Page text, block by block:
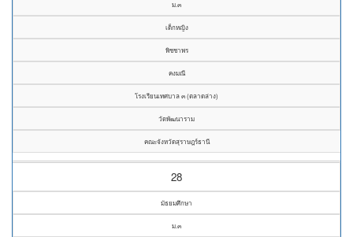
ม.๓
เด็กหญิง
พิชชาพร
คงมณี
โรงเรียนเทศบาล ๓ (ตลาดล่าง)
วัดพัฒนาราม
คณะจังหวัดสุราษฎร์ธานี
28
มัธยมศึกษา
ม.๓